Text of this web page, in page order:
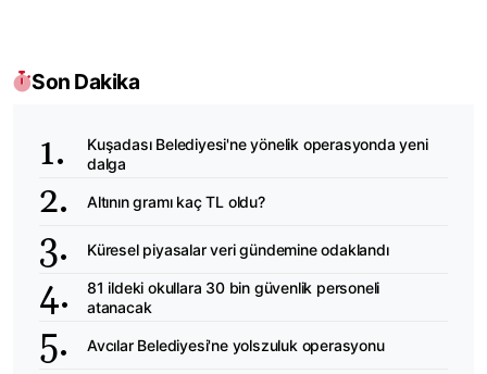
Son Dakika
Kuşadası Belediyesi'ne yönelik operasyonda yeni
dalga
Altının gramı kaç TL oldu?
Küresel piyasalar veri gündemine odaklandı
81 ildeki okullara 30 bin güvenlik personeli
atanacak
Avcılar Belediyesi'ne yolszuluk operasyonu